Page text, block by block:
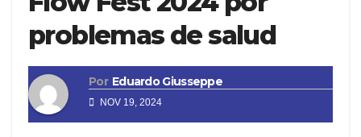
problemas de salud
Por Eduardo Giusseppe
NOV 19, 2024